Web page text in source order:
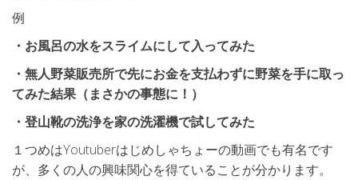
例
・お風呂の水をスライムにして入ってみた
・無人野菜販売所で先にお金を支払わずに野菜を手に取っ
てみた結果（まさかの事態に！）
・登山靴の洗浄を家の洗濯機で試してみた
１つめはYoutuberはじめしゃちょーの動画でも有名です
が、多くの人の興味関心を得ていることが分かります。